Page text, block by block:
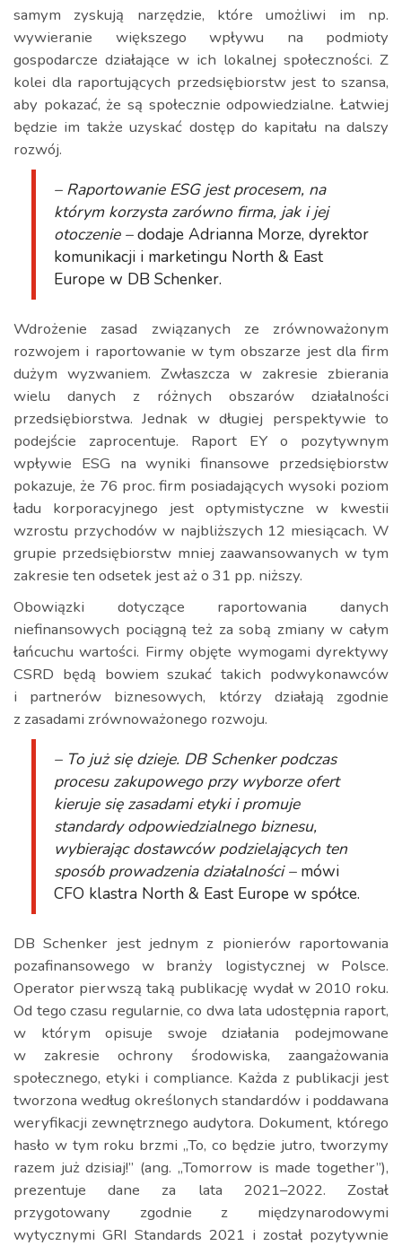
samym zyskują narzędzie, które umożliwi im np.
wywieranie większego wpływu na podmioty
gospodarcze działające w ich lokalnej społeczności. Z
kolei dla raportujących przedsiębiorstw jest to szansa,
aby pokazać, że są społecznie odpowiedzialne. Łatwiej
będzie im także uzyskać dostęp do kapitału na dalszy
rozwój.
– Raportowanie ESG jest procesem, na
którym korzysta zarówno firma, jak i jej
otoczenie –dodaje Adrianna Morze, dyrektor
komunikacji i marketingu North & East
Europe w DB Schenker.
Wdrożenie zasad związanych ze zrównoważonym
rozwojem i raportowanie w tym obszarze jest dla firm
dużym wyzwaniem. Zwłaszcza w zakresie zbierania
wielu danych z różnych obszarów działalności
przedsiębiorstwa. Jednak w długiej perspektywie to
podejście zaprocentuje. Raport EY o pozytywnym
wpływie ESG na wyniki finansowe przedsiębiorstw
pokazuje, że 76 proc. firm posiadających wysoki poziom
ładu korporacyjnego jest optymistyczne w kwestii
wzrostu przychodów w najbliższych 12 miesiącach. W
grupie przedsiębiorstw mniej zaawansowanych w tym
zakresie ten odsetek jest aż o 31 pp. niższy.
Obowiązki dotyczące raportowania danych
niefinansowych pociągną też za sobą zmiany w całym
łańcuchu wartości. Firmy objęte wymogami dyrektywy
CSRD będą bowiem szukać takich podwykonawców
i partnerów biznesowych, którzy działają zgodnie
z zasadami zrównoważonego rozwoju.
– To już się dzieje. DB Schenker podczas
procesu zakupowego przy wyborze ofert
kieruje się zasadami etyki i promuje
standardy odpowiedzialnego biznesu,
wybierając dostawców podzielających ten
sposób prowadzenia działalności –mówi
CFO klastra North & East Europe w spółce.
DB Schenker jest jednym z pionierów raportowania
pozafinansowego w branży logistycznej w Polsce.
Operator pierwszą taką publikację wydał w 2010 roku.
Od tego czasu regularnie, co dwa lata udostępnia raport,
w którym opisuje swoje działania podejmowane
w zakresie ochrony środowiska, zaangażowania
społecznego, etyki i compliance. Każda z publikacji jest
tworzona według określonych standardów i poddawana
weryfikacji zewnętrznego audytora. Dokument, którego
hasło w tym roku brzmi „To, co będzie jutro, tworzymy
razem już dzisiaj!” (ang. „Tomorrow is made together”),
prezentuje dane za lata 2021–2022. Został
przygotowany zgodnie z międzynarodowymi
wytycznymi GRI Standards 2021 i został pozytywnie